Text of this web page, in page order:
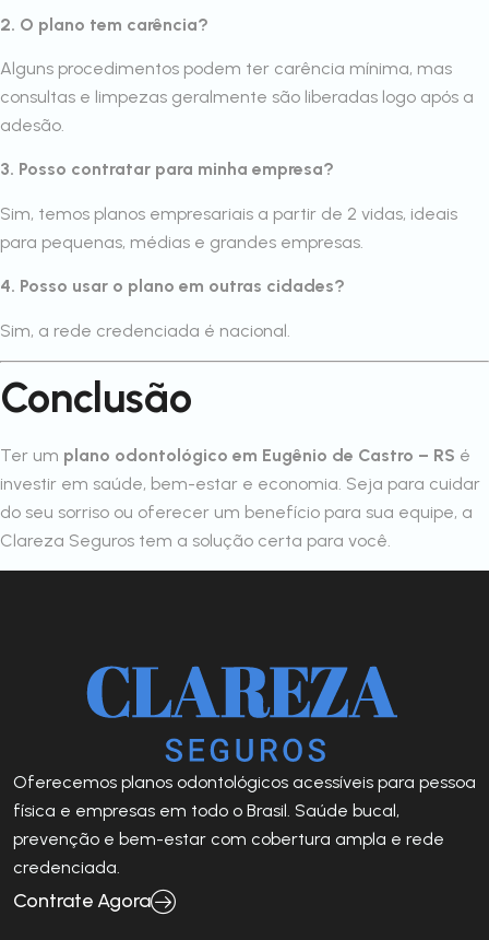
2. O plano tem carência?
Alguns procedimentos podem ter carência mínima, mas
consultas e limpezas geralmente são liberadas logo após a
adesão.
3. Posso contratar para minha empresa?
Sim, temos planos empresariais a partir de 2 vidas, ideais
para pequenas, médias e grandes empresas.
4. Posso usar o plano em outras cidades?
Sim, a rede credenciada é nacional.
Conclusão
Ter um plano odontológico em Eugênio de Castro – RS é
investir em saúde, bem-estar e economia. Seja para cuidar
do seu sorriso ou oferecer um benefício para sua equipe, a
Clareza Seguros tem a solução certa para você.
Oferecemos planos odontológicos acessíveis para pessoa
física e empresas em todo o Brasil. Saúde bucal,
prevenção e bem-estar com cobertura ampla e rede
credenciada.
Contrate Agora